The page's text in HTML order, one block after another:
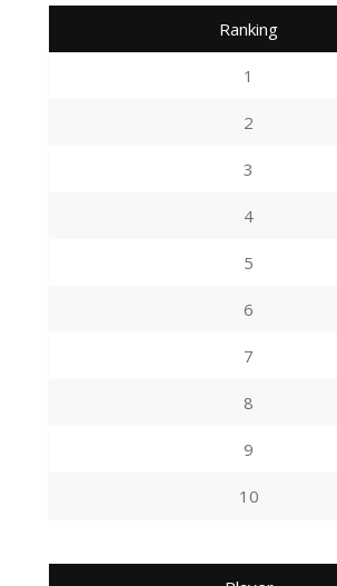
Ranking
1
2
3
4
5
6
7
8
9
10